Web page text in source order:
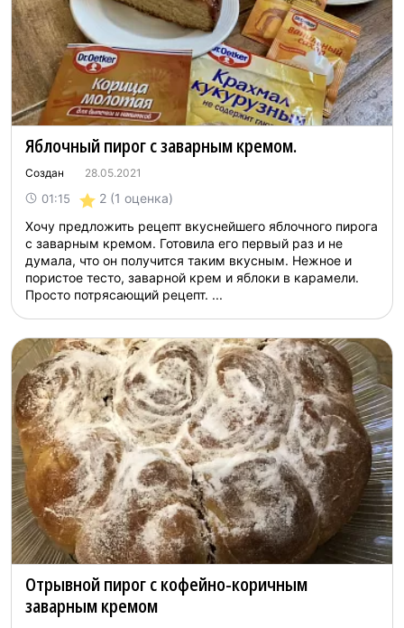
Яблочный пирог с заварным кремом.
Создан 28.05.2021
01:15 2 (1 оценка)
Хочу предложить рецепт вкуснейшего яблочного пирога
с заварным кремом. Готовила его первый раз и не
думала, что он получится таким вкусным. Нежное и
пористое тесто, заварной крем и яблоки в карамели.
Просто потрясающий рецепт. ...
Отрывной пирог с кофейно-коричным
заварным кремом